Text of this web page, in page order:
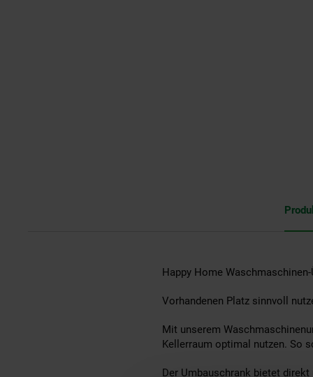
Happy Home Waschmaschinen-
Vorhandenen Platz sinnvoll
Mit unserem
Kellerraum optimal nutzen. So
Der Umbauschrank bietet